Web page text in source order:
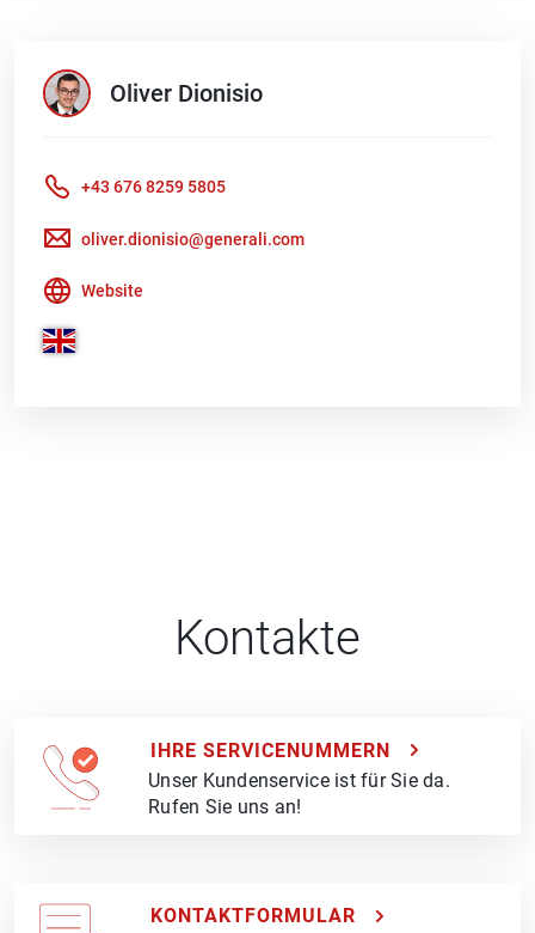
Oliver Dionisio
+43 676 8259 5805
oliver.dionisio@generali.com
Website
Kontakte
IHRE SERVICENUMMERN
Unser Kundenservice ist für Sie da.
Rufen Sie uns an!
KONTAKTFORMULAR